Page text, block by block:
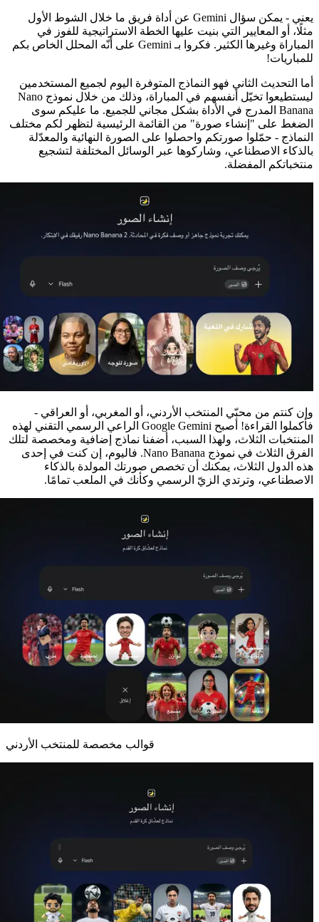
يعني - يمكن سؤال Gemini عن أداة فريق ما خلال الشوط الأول
مثلًا، أو المعايير التي بنيت عليها الخطة الاستراتيجية للفوز في
المباراة وغيرها الكثير. فكروا بـ Gemini على أنّه المحلل الخاص بكم
للمباريات!
أما التحديث الثاني فهو النماذج المتوفرة اليوم لجميع المستخدمين
ليستطيعوا تخيّل أنفسهم في المباراة، وذلك من خلال نموذج Nano
Banana المدرج في الأداة بشكل مجاني للجميع. ما عليكم سوى
الضغط على "إنشاء صورة" من القائمة الرئيسية لتظهر لكم مختلف
النماذج - حمّلوا صورتكم واحصلوا على الصورة النهائية والمعدّلة
بالذكاء الاصطناعي، وشاركوها عبر الوسائل المختلفة لتشجيع
منتخباتكم المفضلة.
وإن كنتم من محبّي المنتخب الأردني، أو المغربي، أو العراقي -
فأكملوا القراءة! أصبح Google Gemini الراعي الرسمي التقني لهذه
المنتخبات الثلاث، ولهذا السبب، أضفنا نماذج إضافية ومخصصة لتلك
الفرق الثلاث في نموذج Nano Banana. فاليوم، إن كنت في إحدى
هذه الدول الثلاث، يمكنك أن تخصص صورتك المولدة بالذكاء
الاصطناعي، وترتدي الزيّ الرسمي وكأنك في الملعب تمامًا.
قوالب مخصصة للمنتخب الأردني